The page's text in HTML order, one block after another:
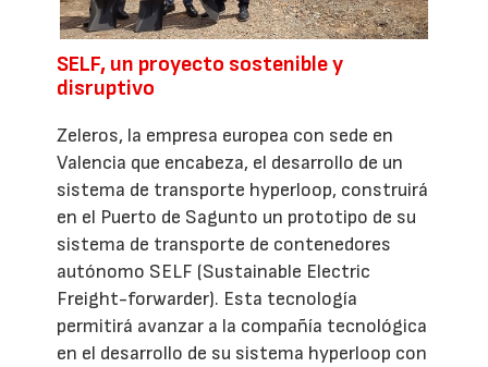
SELF, un proyecto sostenible y
disruptivo
Zeleros, la empresa europea con sede en
Valencia que encabeza, el desarrollo de un
sistema de transporte hyperloop, construirá
en el Puerto de Sagunto un prototipo de su
sistema de transporte de contenedores
autónomo SELF (Sustainable Electric
Freight-forwarder). Esta tecnología
permitirá avanzar a la compañía tecnológica
en el desarrollo de su sistema hyperloop con